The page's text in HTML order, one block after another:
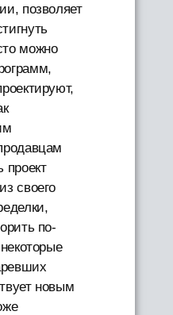
позволяет
можно
проект
своего
по-
новым